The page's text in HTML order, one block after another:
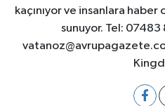
kaçınıyor ve insanlara
sunuyor. Tel: